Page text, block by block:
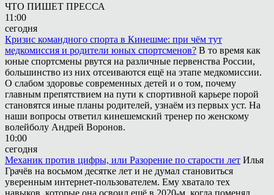
ЧТО ПИШЕТ ПРЕССА
11:00
сегодня
Кризис командного спорта в Кинешме: при чём тут
медкомиссия и родители юных спортсменов? В то время как
юные спортсмены рвутся на различные первенства России,
большинство из них отсеиваются ещё на этапе медкомиссии.
О слабом здоровье современных детей и о том, почему
главным препятствием на пути к спортивной карьере порой
становятся иные планы родителей, узнаём из первых уст. На
наши вопросы ответил кинешемский тренер по женскому
волейболу Андрей Воронов.
10:00
сегодня
Механик против цифры, или Разорение по старости лет Илья
Грачёв на восьмом десятке лет и не думал становиться
уверенным интернет-пользователем. Ему хватало тех
навыков, которые она освоил ещё в 2020-м, когда поменял